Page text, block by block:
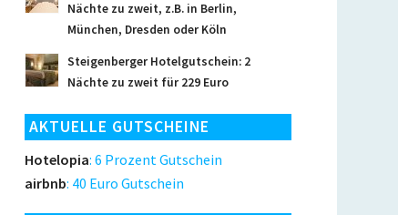
Nächte zu zweit, z.B. in Berlin,
München, Dresden oder Köln
Steigenberger Hotelgutschein: 2
Nächte zu zweit für 229 Euro
AKTUELLE GUTSCHEINE
Hotelopia: 6 Prozent Gutschein
airbnb: 40 Euro Gutschein